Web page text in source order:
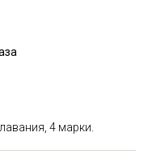
4 марки.